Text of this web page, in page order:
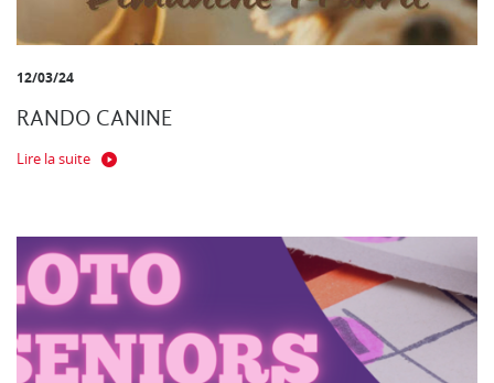
12/03/24
RANDO CANINE
Lire la suite